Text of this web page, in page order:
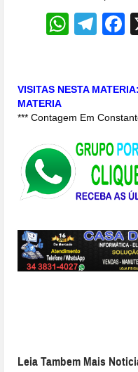
VISITAS NESTA
MATERIA
*** Contagem Em
Leia Tambem Mais